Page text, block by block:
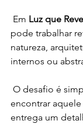
Em Luz que
pode trabalhar
natureza,
internos ou
encontrar
entrega um